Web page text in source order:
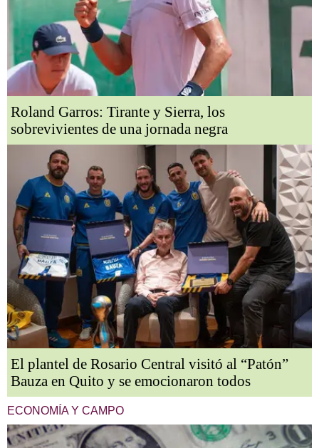
Roland Garros: Tirante y Sierra, los
sobrevivientes de una jornada negra
El plantel de Rosario Central visitó al “Patón”
Bauza en Quito y se emocionaron todos
ECONOMÍA Y CAMPO